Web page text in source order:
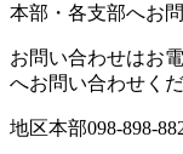
本部・各支部へお
お問い合わせはお
へお問い合わせくだ
地区本部098-898-